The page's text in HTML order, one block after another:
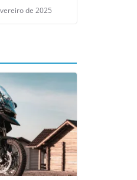
de 2025